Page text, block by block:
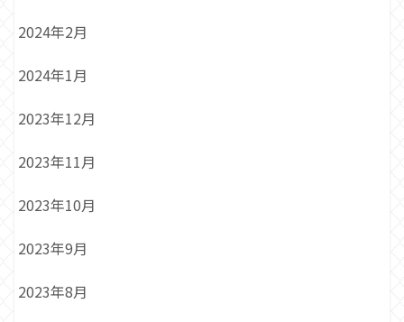
2024年2月
2024年1月
2023年12月
2023年11月
2023年10月
2023年9月
2023年8月